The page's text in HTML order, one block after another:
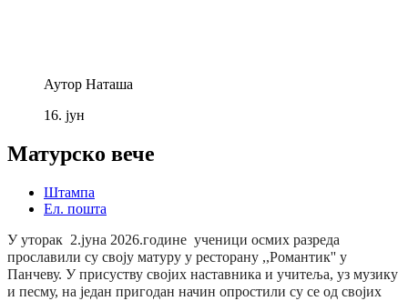
Аутор Наташа
16. јун
Матурско вече
Штампа
Ел. пошта
У уторак 2.јуна 2026.године ученици осмих разреда
прославили су своју матуру у ресторану ,,Романтик'' у
Панчеву. У присуству својих наставника и учитеља, уз музику
и песму, на један пригодан начин опростили су се од својих